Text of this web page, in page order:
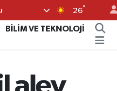
26°
BİLİM VE TEKNOLOJİ